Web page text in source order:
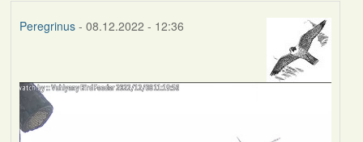
Peregrinus- 08.12.2022 - 12:36